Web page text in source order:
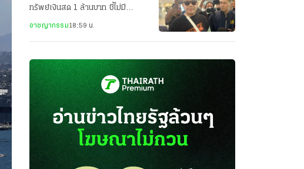
ทรัพย์เงินสด 1 ล้านบาท ชี้ไม่มี
อาชญากรรม18:59 น.